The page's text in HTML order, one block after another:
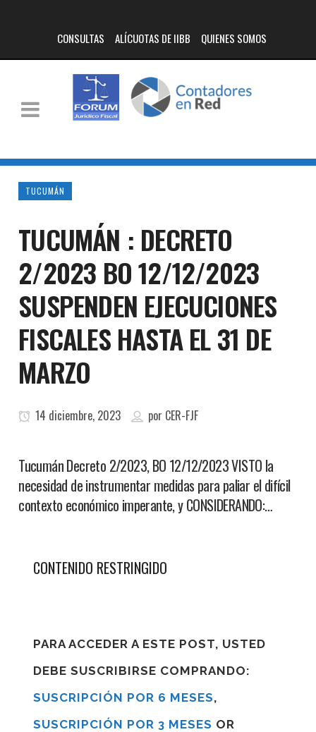
CONSULTAS ALÍCUOTAS DE IIBB QUIENES SOMOS
TUCUMÁN
TUCUMÁN : DECRETO
2/2023 BO 12/12/2023
SUSPENDEN EJECUCIONES
FISCALES HASTA EL 31 DE
MARZO
14 diciembre, 2023 por CER-FJF
Tucumán Decreto 2/2023, BO 12/12/2023 VISTO la
necesidad de instrumentar medidas para paliar el difícil
contexto económico imperante, y CONSIDERANDO:…
CONTENIDO RESTRINGIDO
PARA ACCEDER A ESTE POST, USTED
DEBE SUSCRIBIRSE COMPRANDO:
SUSCRIPCIÓN POR 6 MESES,
SUSCRIPCIÓN POR 3 MESES OR